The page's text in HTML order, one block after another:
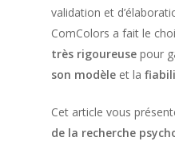
validation et
ComColors a fait le
très rigoureuse pour
son modèle et la
Cet article vous
de la recherche